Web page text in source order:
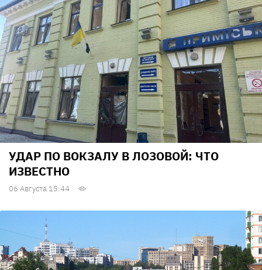
УДАР ПО ВОКЗАЛУ В ЛОЗОВОЙ: ЧТО
ИЗВЕСТНО
06 Августа 15:44